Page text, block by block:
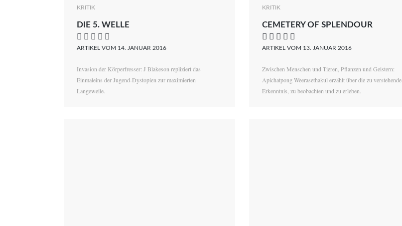
Magdalena Zalewski
KRITIK
DIE 5. WELLE
    
ARTIKEL VOM 14. JANUAR 2016
Invasion der Körperfresser: J Blakeson repliziert das
Einmaleins der Jugend-Dystopien zur maximierten
Langeweile.
KRITIK
CEMETERY OF SPLENDOUR
    
ARTIKEL VOM 13. JANUAR 2016
Zwischen Menschen und Tieren, Pflanzen und Geistern:
Apichatpong Weerasethakul erzählt über die zu verstehende
Erkenntnis, zu beobachten und zu erleben.